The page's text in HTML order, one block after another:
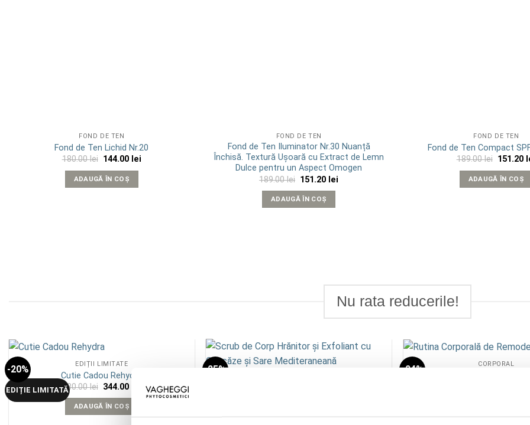
FOND DE TEN
Fond de Ten Lichid Nr.20
180.00lei Prețul
a
fost:
144.00 leiPrețul
ADAUGĂ ÎN COȘ
FOND DE TEN
Fond de Ten Iluminator Nr.30 Nuanță
Închisă. Textură Ușoară cu Extract de Lemn
Dulce pentru un Aspect Omogen
189.00lei Prețul
a
fost:
151.20 lei
ADAUGĂ ÎN COȘ
FOND DE TEN
Fond de Ten Compact
189.00lei Prețul
a
fost:
151.20
ADAUGĂ ÎN COȘ
Nu rata reducerile!
-20%
EDIȚIE LIMITATĂ
EDIȚII LIMITATE
Cutie Cadou Rehydra
430.00lei Prețul
a
fost:
430.00 lei.
344.00
Prețul
curent
ADAUGĂ ÎN COȘ
-25%
inițial
curent
-24% CORPORAL
935.00